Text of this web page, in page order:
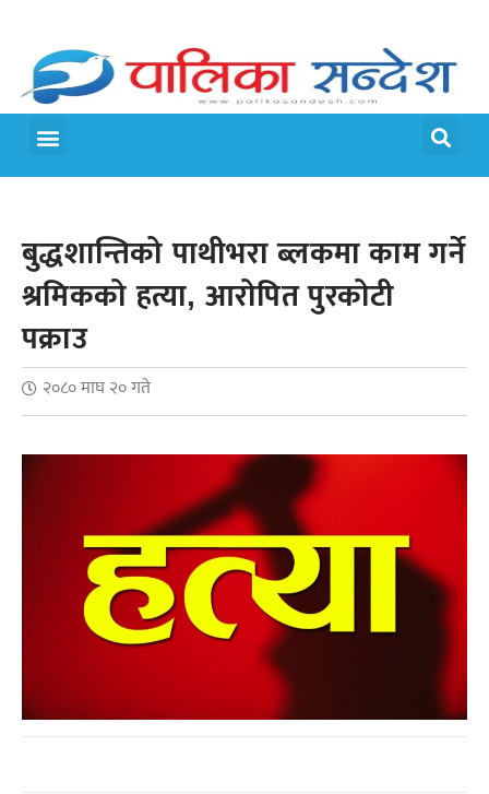
बुद्धशान्तिको पाथीभरा ब्लकमा काम गर्ने
श्रमिकको हत्या, आरोपित पुरकोटी
पक्राउ
२०८० माघ २० गते